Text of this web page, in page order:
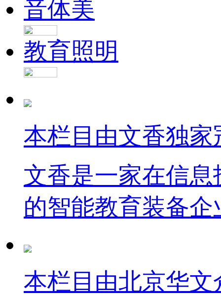
音体美
教育照明
本栏目由文香独家
文香是一家在信
的智能教育装备企
本栏目由北京华